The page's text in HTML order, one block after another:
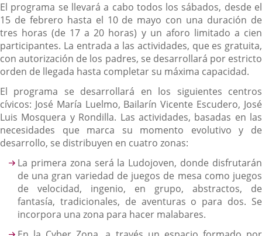
El programa se llevará a cabo todos los sábados, desde el
15 de febrero hasta el 10 de mayo con una duración de
tres horas (de 17 a 20 horas) y un aforo limitado a cien
participantes. La entrada a las actividades, que es gratuita,
con autorización de los padres, se desarrollará por estricto
orden de llegada hasta completar su máxima capacidad.
El programa se desarrollará en los siguientes centros
cívicos: José María Luelmo, Bailarín Vicente Escudero, José
Luis Mosquera y Rondilla. Las actividades, basadas en las
necesidades que marca su momento evolutivo y de
desarrollo, se distribuyen en cuatro zonas:
La primera zona será la Ludojoven, donde disfrutarán
de una gran variedad de juegos de mesa como juegos
de velocidad, ingenio, en grupo, abstractos, de
fantasía, tradicionales, de aventuras o para dos. Se
incorpora una zona para hacer malabares.